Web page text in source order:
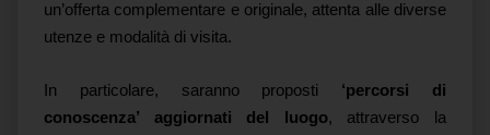
un’offerta complementare e originale, attenta alle diverse
utenze e modalità di visita.
In particolare, saranno proposti ‘percorsi di
conoscenza’ aggiornati del luogo, attraverso la